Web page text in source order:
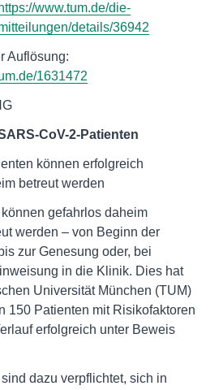
https://www.tum.de/die-
details/36942
Auflösung:
1631472
CoV-2-Patienten
können erfolgreich
betreut werden
gefahrlos daheim
werden – von Beginn der
zur Genesung oder, bei
in die Klinik. Dies hat
Universität München (TUM)
150 Patienten mit Risikofaktoren
erfolgreich unter Beweis
dazu verpflichtet, sich in